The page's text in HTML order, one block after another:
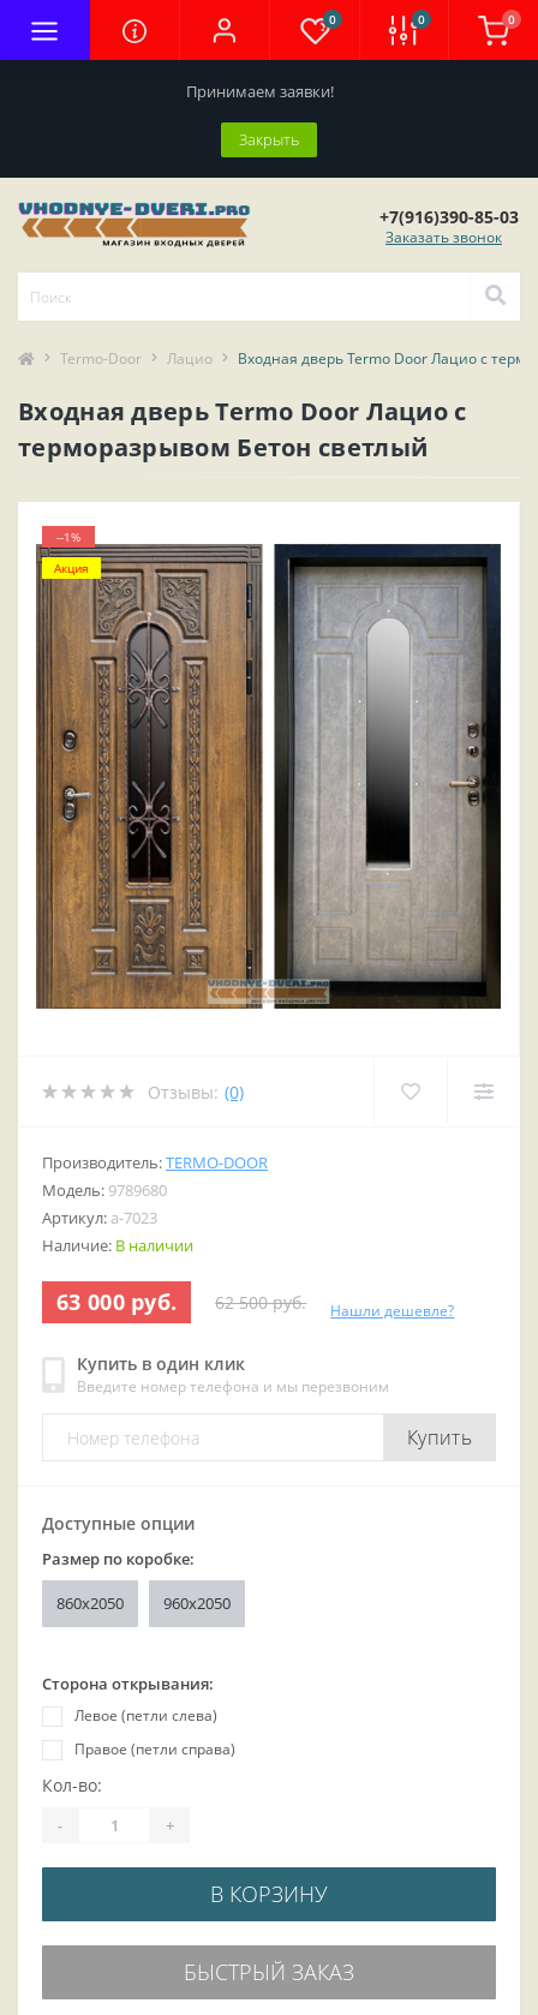
Принимаем заявки!
Закрыть
0 0 0
+7(916)390-85-03
Заказать звонок
Termo-Door Лацио Входная дверь Termo Door Лацио с
Входная дверь Termo Door Лацио с
терморазрывом Бетон светлый
--1%
Акция
Отзывы: (0)
Производитель:TERMO-DOOR
Модель: 9789680
Артикул: a-7023
Наличие: В наличии
63 000 руб. 62 500 руб. Нашли дешевле?
Купить в один клик
Введите номер телефона и мы перезвоним
Купить
Доступные опции
Размер по коробке:
860x2050 960x2050
Сторона открывания:
Левое (петли слева)
Правое (петли справа)
Кол-во:
- +
В КОРЗИНУ
БЫСТРЫЙ ЗАКАЗ